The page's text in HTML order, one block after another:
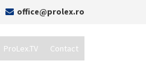
office@prolex.ro
ProLex.TV Contact